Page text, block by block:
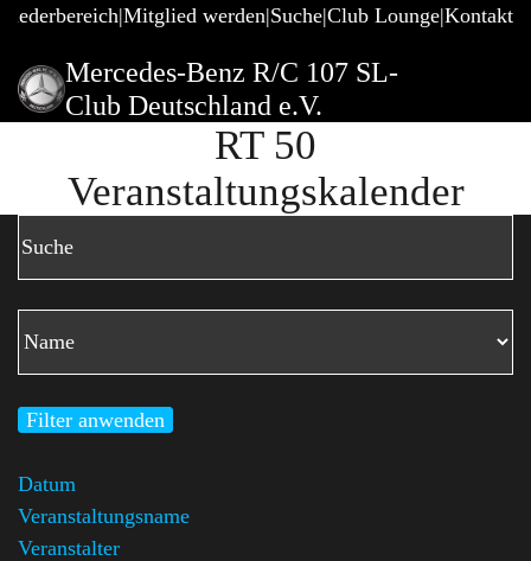
Mitglied werden Suche Club Lounge Kontakt
Mercedes-Benz R/C 107 SL-
Club Deutschland e.V.
RT 50
Veranstaltungskalender
Filter anwenden
Datum
Veranstaltungsname
Veranstalter